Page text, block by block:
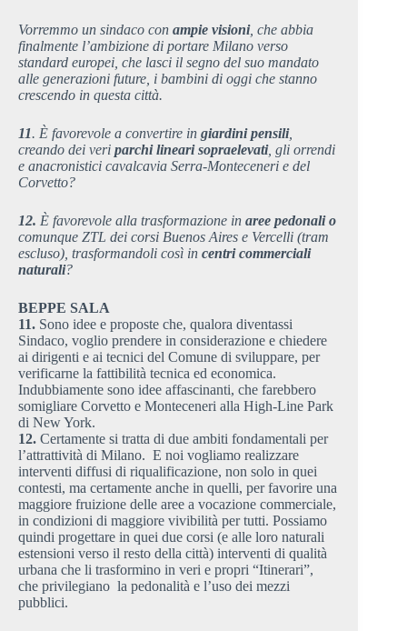
Vorremmo un sindaco con ampie visioni, che abbia
finalmente l’ambizione di portare Milano verso
standard europei, che lasci il segno del suo mandato
alle generazioni future, i bambini di oggi che stanno
crescendo in questa città.
11. È favorevole a convertire in giardini pensili,
creando dei veri parchi lineari sopraelevati, gli orrendi
e anacronistici cavalcavia Serra-Monteceneri e del
Corvetto?
12. È favorevole alla trasformazione in aree pedonali o
comunque ZTL dei corsi Buenos Aires e Vercelli (tram
escluso), trasformandoli così in centri commerciali
naturali?
BEPPE SALA
11. Sono idee e proposte che, qualora diventassi
Sindaco, voglio prendere in considerazione e chiedere
ai dirigenti e ai tecnici del Comune di sviluppare, per
verificarne la fattibilità tecnica ed economica.
Indubbiamente sono idee affascinanti, che farebbero
somigliare Corvetto e Monteceneri alla High-Line Park
di New York.
12. Certamente si tratta di due ambiti fondamentali per
l’attrattività di Milano. E noi vogliamo realizzare
interventi diffusi di riqualificazione, non solo in quei
contesti, ma certamente anche in quelli, per favorire una
maggiore fruizione delle aree a vocazione commerciale,
in condizioni di maggiore vivibilità per tutti. Possiamo
quindi progettare in quei due corsi (e alle loro naturali
estensioni verso il resto della città) interventi di qualità
urbana che li trasformino in veri e propri “Itinerari”,
che privilegiano la pedonalità e l’uso dei mezzi
pubblici.